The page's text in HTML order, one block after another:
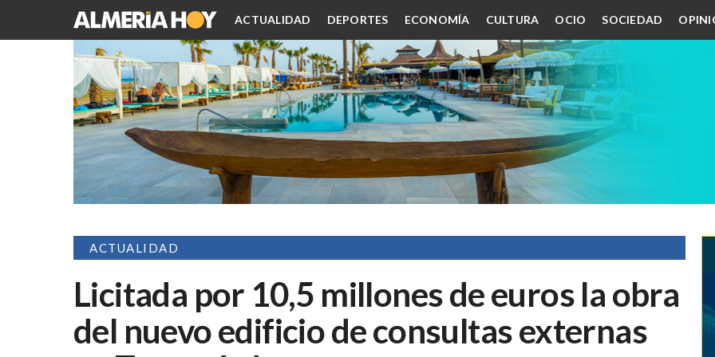
ACTUALIDAD DEPORTES ECONOMÍA CULTURA OCIO SOCIEDAD
ACTUALIDAD
Licitada por 10,5 millones de euros la obra
del nuevo edificio de consultas externas